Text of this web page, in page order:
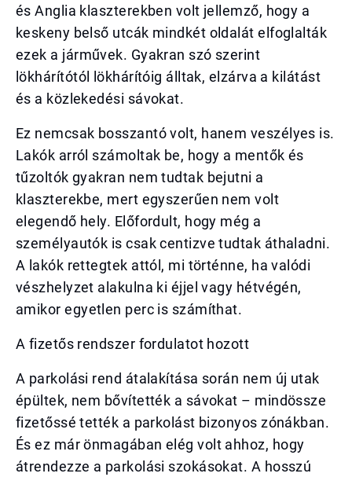
és Anglia klaszterekben volt jellemző, hogy a
keskeny belső utcák mindkét oldalát elfoglalták
ezek a járművek. Gyakran szó szerint
lökhárítótól lökhárítóig álltak, elzárva a kilátást
és a közlekedési sávokat.
Ez nemcsak bosszantó volt, hanem veszélyes is.
Lakók arról számoltak be, hogy a mentők és
tűzoltók gyakran nem tudtak bejutni a
klaszterekbe, mert egyszerűen nem volt
elegendő hely. Előfordult, hogy még a
személyautók is csak centizve tudtak áthaladni.
A lakók rettegtek attól, mi történne, ha valódi
vészhelyzet alakulna ki éjjel vagy hétvégén,
amikor egyetlen perc is számíthat.
A fizetős rendszer fordulatot hozott
A parkolási rend átalakítása során nem új utak
épültek, nem bővítették a sávokat – mindössze
fizetőssé tették a parkolást bizonyos zónákban.
És ez már önmagában elég volt ahhoz, hogy
átrendezze a parkolási szokásokat. A hosszú